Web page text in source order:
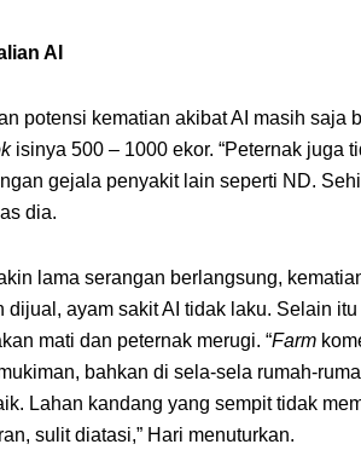
AI
potensi kematian akibat AI masih saja
isinya 500 – 1000 ekor. “Peternak juga
gejala penyakit lain seperti ND.
dia.
lama serangan berlangsung,
dijual, ayam sakit AI tidak laku. Selain
mati dan peternak merugi. “Farm
bahkan di sela-sela rumah-
Lahan kandang yang sempit tidak
sulit diatasi,” Hari menuturkan.